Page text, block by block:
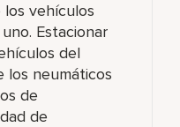
los vehículos
Estacionar
del
los neumáticos
de
de